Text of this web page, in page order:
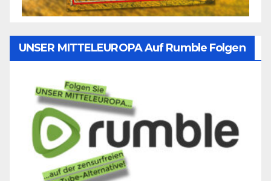
UNSER MITTELEUROPA Auf Rumble Folgen